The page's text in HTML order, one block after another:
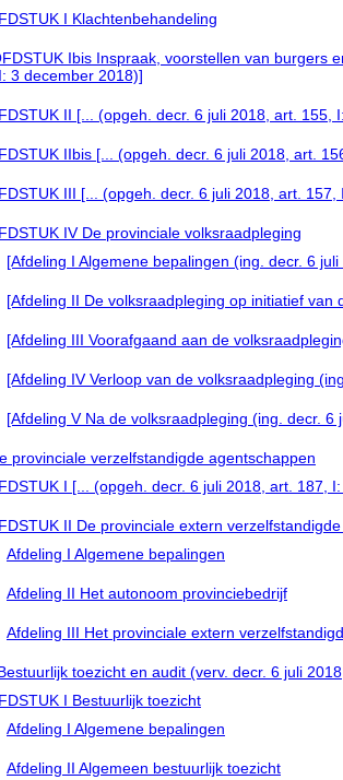
I Klachtenbehandeling
Ibis Inspraak, voorstellen van burgers
3 december 2018)]
II [... (opgeh. decr. 6 juli 2018, art. 155,
IIbis [... (opgeh. decr. 6 juli 2018, art.
III [... (opgeh. decr. 6 juli 2018, art.
IV De provinciale volksraadpleging
[Afdeling I Algemene bepalingen (ing. decr. 6
[Afdeling II De volksraadpleging op initiatief
[Afdeling III Voorafgaand aan de
[Afdeling IV Verloop van de volksraadpleging
[Afdeling V Na de volksraadpleging (ing. decr.
provinciale verzelfstandigde agentschappen
I [... (opgeh. decr. 6 juli 2018, art. 187,
II De provinciale extern
Afdeling I Algemene bepalingen
Afdeling II Het autonoom provinciebedrijf
Afdeling III Het provinciale extern
toezicht en audit (verv. decr. 6 juli
I Bestuurlijk toezicht
Afdeling I Algemene bepalingen
Afdeling II Algemeen bestuurlijk toezicht